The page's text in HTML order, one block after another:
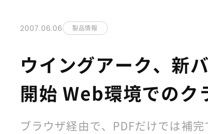
2007.06.06 製品情報
ウイングアーク、
開始 Web環境での
ブラウザ経由で、PDFだけでは補